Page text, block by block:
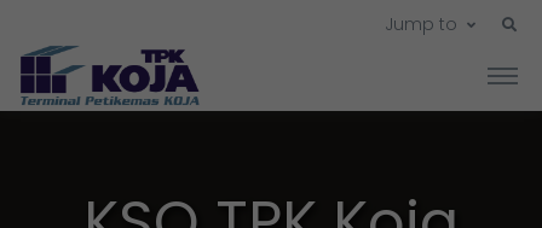
Jump to